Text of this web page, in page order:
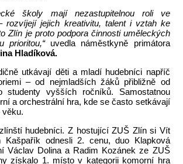
školy mají nezastupitelnou roli ve
rozvíjejí jejich kreativitu, talent i vztah ke
Zlín je proto podpora činnosti uměleckých
prioritou,“uvedla náměstkyně primátora
Hladíková.
utkávají děti a mladí hudebníci napříč
– od nejmladších žáků přibližně od
vyšších ročníků. Samostatnou
a orchestrální hra, kde se často setkávají
věku.
hudebníci. Z hostující ZUŠ Zlín si Vít
Kašpařík odnesli 2. cenu, duo Klapková
Václav Dolina a Radim Kozánek ze ZUŠ
získalo 1. místo v kategorii komorní hra